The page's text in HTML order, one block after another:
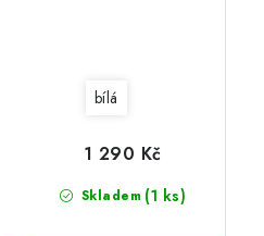
bílá
Skladem (1 ks)
1 290 Kč